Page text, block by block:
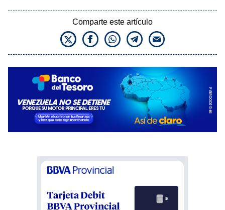
Comparte este artículo